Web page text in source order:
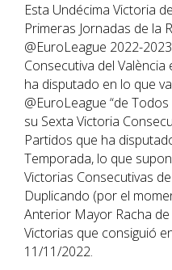
Esta Undécima Victoria
Primeras Jornadas de la
@EuroLeague 2022-
Consecutiva del
ha disputado en lo que
@EuroLeague “de
su Sexta Victoria
Partidos que ha
Temporada, lo que
Victorias Consecutivas
Duplicando (por el
Anterior Mayor Racha
Victorias que consiguió
11/11/2022.